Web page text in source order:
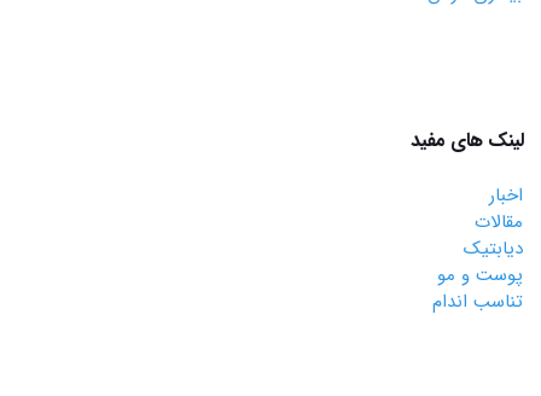
لینک های مفید
اخبار
مقالات
دیابتیک
پوست و مو
تناسب اندام